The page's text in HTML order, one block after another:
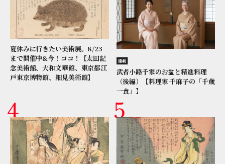
夏休みに行きたい美術展。8/23
まで開催中&今！ココ！【太田記
念美術館、大和文華館、東京都江
戸東京博物館、細見美術館】
連載
武者小路千家のお盆と精進料理
（後編）【料理家 千麻子の「千歳
一食」】